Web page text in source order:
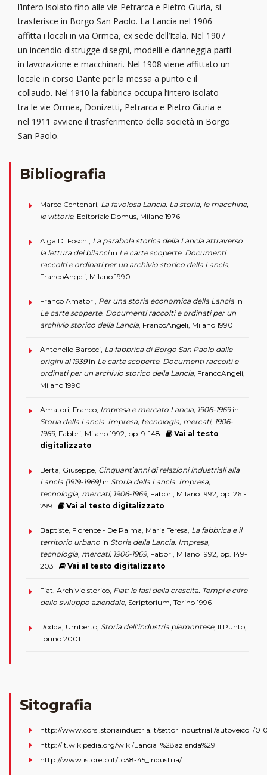
l’intero isolato fino alle vie Petrarca e Pietro Giuria, si
trasferisce in Borgo San Paolo. La Lancia nel 1906
affitta i locali in via Ormea, ex sede dell’Itala. Nel 1907
un incendio distrugge disegni, modelli e danneggia parti
in lavorazione e macchinari. Nel 1908 viene affittato un
locale in corso Dante per la messa a punto e il
collaudo. Nel 1910 la fabbrica occupa l’intero isolato
tra le vie Ormea, Donizetti, Petrarca e Pietro Giuria e
nel 1911 avviene il trasferimento della società in Borgo
San Paolo.
Bibliografia
Marco Centenari, La favolosa Lancia. La storia, le macchine,
le vittorie, Editoriale Domus, Milano 1976
Alga D. Foschi, La parabola storica della Lancia attraverso
la lettura dei bilanciin Le carte scoperte. Documenti
raccolti e ordinati per un archivio storico della Lancia
FrancoAngeli, Milano 1990
Franco Amatori, Per una storia economica della Lancia in
Le carte scoperte. Documenti raccolti e ordinati per un
archivio storico della Lancia , FrancoAngeli, Milano 1990
Antonello Barocci, La fabbrica di Borgo San Paolo dalle
origini al 1939in Le carte scoperte. Documenti raccolti e
ordinati per un archivio storico della Lancia , FrancoAngeli,
Milano 1990
Amatori, Franco, Impresa e mercato Lancia, 1906-1969in
Storia della Lancia. Impresa, tecnologia, mercati, 1906-
1969, Fabbri, Milano 1992, pp. 9-148
Vai al testo
digitalizzato
Berta, Giuseppe, Cinquant’anni di relazioni industriali alla
Lancia (1919-1969) in Storia della Lancia. Impresa,
tecnologia, mercati, 1906-1969, Fabbri, Milano 1992, pp. 261-
299
Vai al testo digitalizzato
Baptiste, Florence - De Palma, Maria Teresa, La fabbrica e il
territorio urbano in Storia della Lancia. Impresa,
tecnologia, mercati, 1906-1969, Fabbri, Milano 1992, pp. 149-
203
Vai al testo digitalizzato
Fiat. Archivio storico, Fiat: le fasi della crescita. Tempi e cifre
dello sviluppo aziendale, Scriptorium, Torino 1996
Rodda, Umberto, Storia dell’industria piemontese, Il Punto,
Torino 2001
Sitografia
http://www.corsi.storiaindustria.it/settoriindustriali/autoveicoli/
http://it.wikipedia.org/wiki/Lancia_%28azienda%29
http://www.istoreto.it/to38-45_industria/